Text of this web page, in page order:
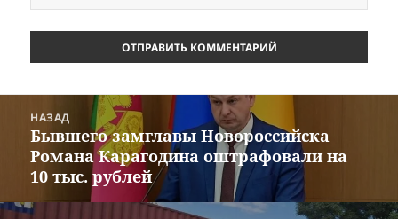
записям
НАЗАД
Предыдущая
запись:
Бывшего замглавы Новороссийска
Романа Карагодина оштрафовали на
10 тыс. рублей